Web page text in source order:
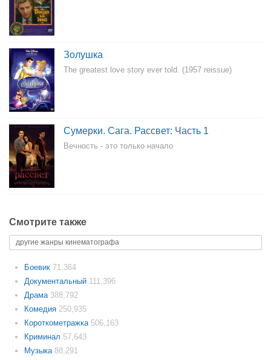
Золушка
The greatest love story ever told. (1957 reissue)
Сумерки. Сага. Рассвет: Часть 1
Вечность - это только начало
Смотрите также
другие жанры кинематографа
Боевик 71,364
Документальный 111,396
Драма 388,792
Комедия 250,935
Короткометражка 506,163
Криминал 57,643
Музыка 88,291